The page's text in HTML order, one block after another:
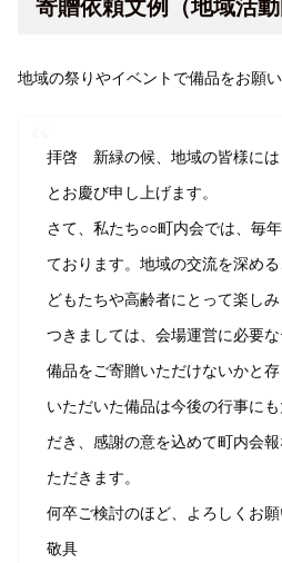
寄贈依頼文例（地域活動
地域の祭りやイベントで備品をお願
拝啓 新緑の候、地域の皆様には
とお慶び申し上げます。
さて、私たち○○町内会では、毎
ております。地域の交流を深め
どもたちや高齢者にとって楽しみ
つきましては、会場運営に必要
備品をご寄贈いただけないかと存
いただいた備品は今後の行事に
だき、感謝の意を込めて町内会
ただきます。
何卒ご検討のほど、よろしくお願
敬具